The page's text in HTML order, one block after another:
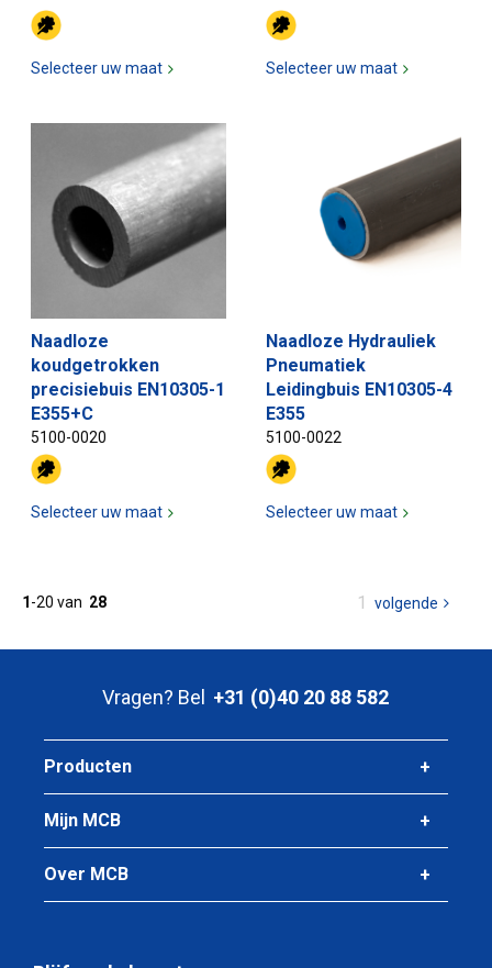
Selecteer uw maat Selecteer uw maat
Naadloze
koudgetrokken
precisiebuis EN10305-1
E355+C
5100-0020
Selecteer uw maat
Naadloze Hydrauliek
Pneumatiek
Leidingbuis EN10305-4
E355
5100-0022
Selecteer uw maat
1-20 van 28
U
pagina
1 volgende pagina
Vragen? Bel +31 (0)40 20 88 582
Producten
Mijn MCB
Over MCB